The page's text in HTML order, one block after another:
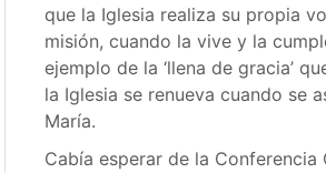
que la Iglesia realiza su propia
misión, cuando la vive y la
ejemplo de la ‘llena de gracia’
la Iglesia se renueva cuando se
María.
Cabía esperar de la Conferencia